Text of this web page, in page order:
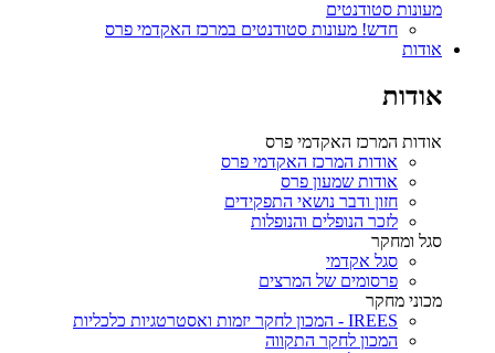
מעונות סטודנטים
חדש! מעונות סטודנטים במרכז האקדמי פרס
אודות
אודות
אודות המרכז האקדמי פרס
אודות המרכז האקדמי פרס
אודות שמעון פרס
חזון ודבר נושאי התפקידים
לזכר הנופלים והנופלות
סגל ומחקר
סגל אקדמי
פרסומים של המרצים
מכוני מחקר
IREES - המכון לחקר יזמות ואסטרטגיות כלכליות
המכון לחקר התקווה